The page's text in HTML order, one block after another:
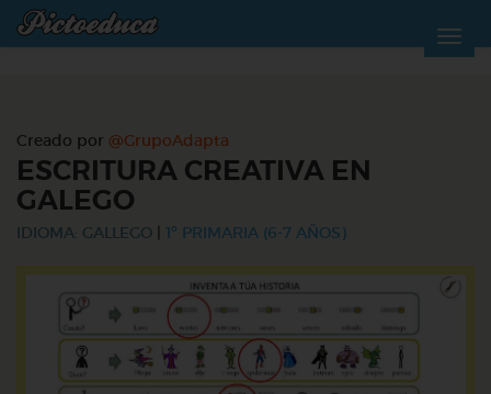
Creado por @GrupoAdapta
ESCRITURA CREATIVA EN
GALEGO
IDIOMA: GALLEGO 1º PRIMARIA (6-7 AÑOS)